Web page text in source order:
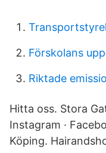
Förskolans
Riktade
Hitta oss. Stora
Instagram ·
Köping.